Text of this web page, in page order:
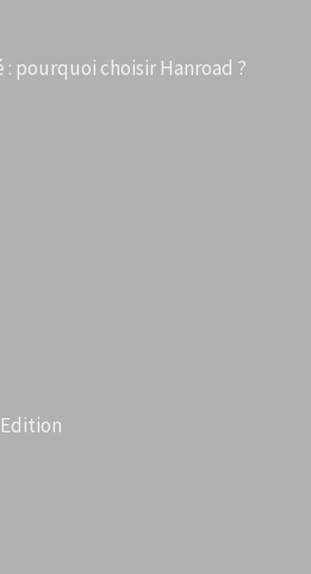
: pourquoi choisir Hanroad ?